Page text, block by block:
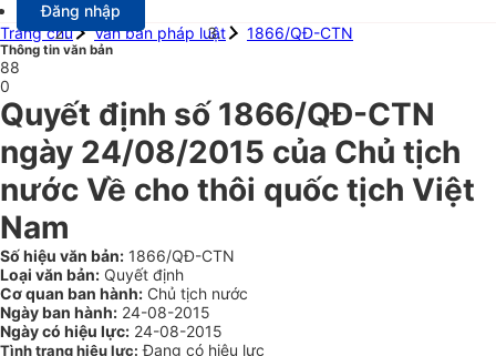
Đăng nhập
Trang chủ
Văn bản pháp luật 1866/QĐ-CTN
Thông tin văn bản
88
0
Quyết định số 1866/QĐ-CTN
ngày 24/08/2015 của Chủ tịch
nước Về cho thôi quốc tịch Việt
Nam
Số hiệu văn bản: 1866/QĐ-CTN
Loại văn bản: Quyết định
Cơ quan ban hành: Chủ tịch nước
Ngày ban hành: 24-08-2015
Ngày có hiệu lực: 24-08-2015
Tình trạng hiệu lực: Đang có hiệu lực